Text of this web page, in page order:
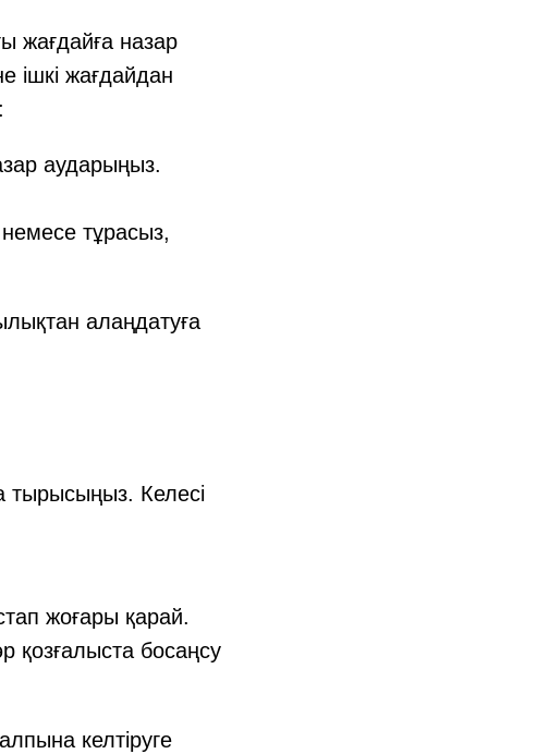
жағдайға назар
ішкі жағдайдан
аударыңыз.
тұрасыз,
алаңдатуға
тырысыңыз. Келесі
жоғары қарай.
қозғалыста босаңсу
келтіруге